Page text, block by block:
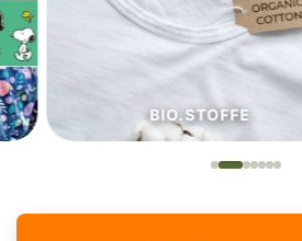
BIO.STOFFE